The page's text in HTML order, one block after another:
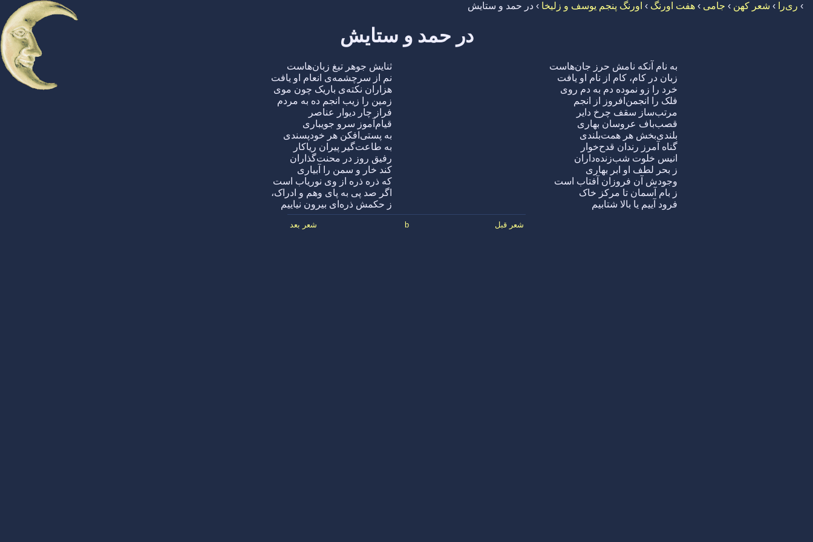
› ری‌را › شعر کهن › جامی › هفت اورنگ › اورنگ پنجم یوسف و زلیخا › در حمد و ستایش
در حمد و ستایش
به نام آنکه نامش حرز جان‌هاست
ثنایش جوهر تیغ زبان‌هاست
زبان در کام، کام از نام او یافت
نم از سرچشمه‌ی انعام او یافت
خرد را زو نموده دم به دم روی
هزاران نکته‌ی باریک چون موی
فلک را انجمن‌افروز از انجم
زمین را زیب انجم ده به مردم
مرتب‌ساز سقف چرخ دایر
فراز چار دیوار عناصر
قصب‌باف عروسان بهاری
قیام‌آموز سرو جویباری
بلندی‌بخش هر همت‌بلندی
به پستی‌افکن هر خودپسندی
گناه آمرز رندان قدح‌خوار
به طاعت‌گیر پیران ریاکار
انیس خلوت شب‌زنده‌داران
رفیق روز در محنت‌گذاران
ز بحر لطف او ابر بهاری
کند خار و سمن را آبیاری
وجودش آن فروزان آفتاب است
که ذره ذره از وی نوریاب است
ز بام آسمان تا مرکز خاک
اگر صد پی به پای وهم و ادراک،
فرود آییم یا بالا شتابیم
ز حکمش ذره‌ای بیرون نیاییم
شعر قبل b شعر بعد